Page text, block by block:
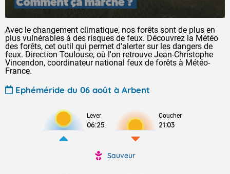
Avec le changement climatique, nos forêts sont de plus en
plus vulnérables à des risques de feux. Découvrez la Météo
des forêts, cet outil qui permet d'alerter sur les dangers de
feux. Direction Toulouse, où l'on retrouve Jean-Christophe
Vincendon, coordinateur national feux de forêts à Météo-
France.
Ephéméride du 06 août à Arbent
Lever
06:25
Coucher
21:03
Sauveur